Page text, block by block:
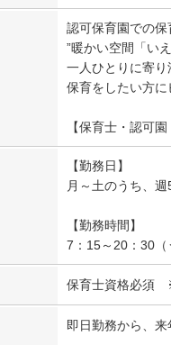
認可保育園での保
”暖かい空間「い
一人ひとりに寄
保育をしたい方に
【保育士・認可
【勤務日】
月～土のうち、
【勤務時間】
7：15～20：30（
保育士資格必須
即日勤務から、